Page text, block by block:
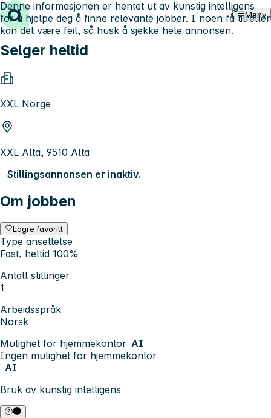
Hopp til innhold Meny
Selger heltid
XXL Norge
XXL Alta, 9510 Alta
Stillingsannonsen er inaktiv.
Om jobben
Lagre favoritt
Type ansettelse
Fast, heltid 100%
Antall stillinger
1
Arbeidsspråk
Norsk
Mulighet for hjemmekontor AI
Ingen mulighet for hjemmekontor
AI
Bruk av kunstig intelligens
Denne informasjonen er hentet ut av kunstig intelligens
for å hjelpe deg å finne relevante jobber. I noen få tilfeller
kan det være feil, så husk å sjekke hele annonsen.